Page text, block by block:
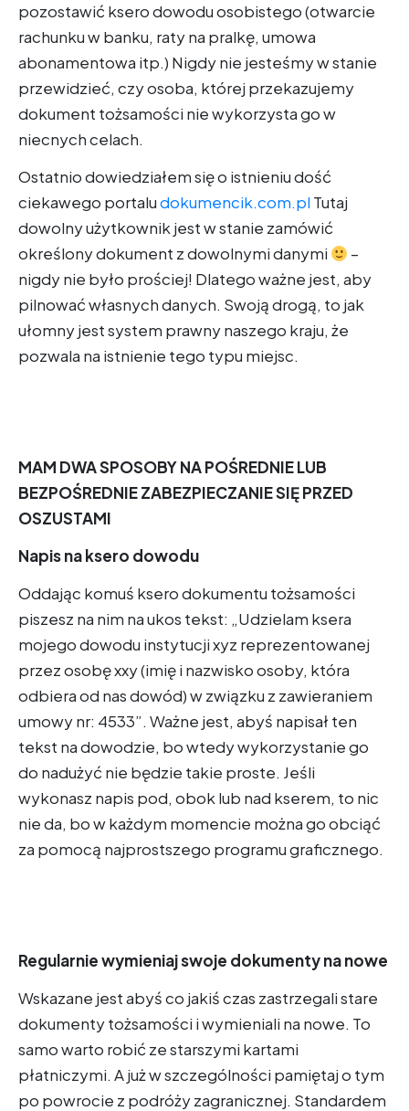
pozostawić ksero dowodu osobistego (otwarcie
rachunku w banku, raty na pralkę, umowa
abonamentowa itp.) Nigdy nie jesteśmy w stanie
przewidzieć, czy osoba, której przekazujemy
dokument tożsamości nie wykorzysta go w
niecnych celach.
Ostatnio dowiedziałem się o istnieniu dość
ciekawego portaludokumencik.com.plTutaj
dowolny użytkownik jest w stanie zamówić
określony dokument z dowolnymi danymi
–
nigdy nie było prościej! Dlatego ważne jest, aby
pilnować własnych danych. Swoją drogą, to jak
ułomny jest system prawny naszego kraju, że
pozwala na istnienie tego typu miejsc.
MAM DWA SPOSOBY NA POŚREDNIE LUB
BEZPOŚREDNIE ZABEZPIECZANIE SIĘ PRZED
OSZUSTAMI
Napis na ksero dowodu
Oddając komuś ksero dokumentu tożsamości
piszesz na nim na ukos tekst: „Udzielam ksera
mojego dowodu instytucji xyz reprezentowanej
przez osobę xxy (imię i nazwisko osoby, która
odbiera od nas dowód) w związku z zawieraniem
umowy nr: 4533”. Ważne jest, abyś napisał ten
tekst na dowodzie, bo wtedy wykorzystanie go
do nadużyć nie będzie takie proste. Jeśli
wykonasz napis pod, obok lub nad kserem, to nic
nie da, bo w każdym momencie można go obciąć
za pomocą najprostszego programu graficznego.
Regularnie wymieniaj swoje dokumenty na nowe
Wskazane jest abyś co jakiś czas zastrzegali stare
dokumenty tożsamości i wymieniali na nowe. To
samo warto robić ze starszymi kartami
płatniczymi. A już w szczególności pamiętaj o tym
po powrocie z podróży zagranicznej. Standardem